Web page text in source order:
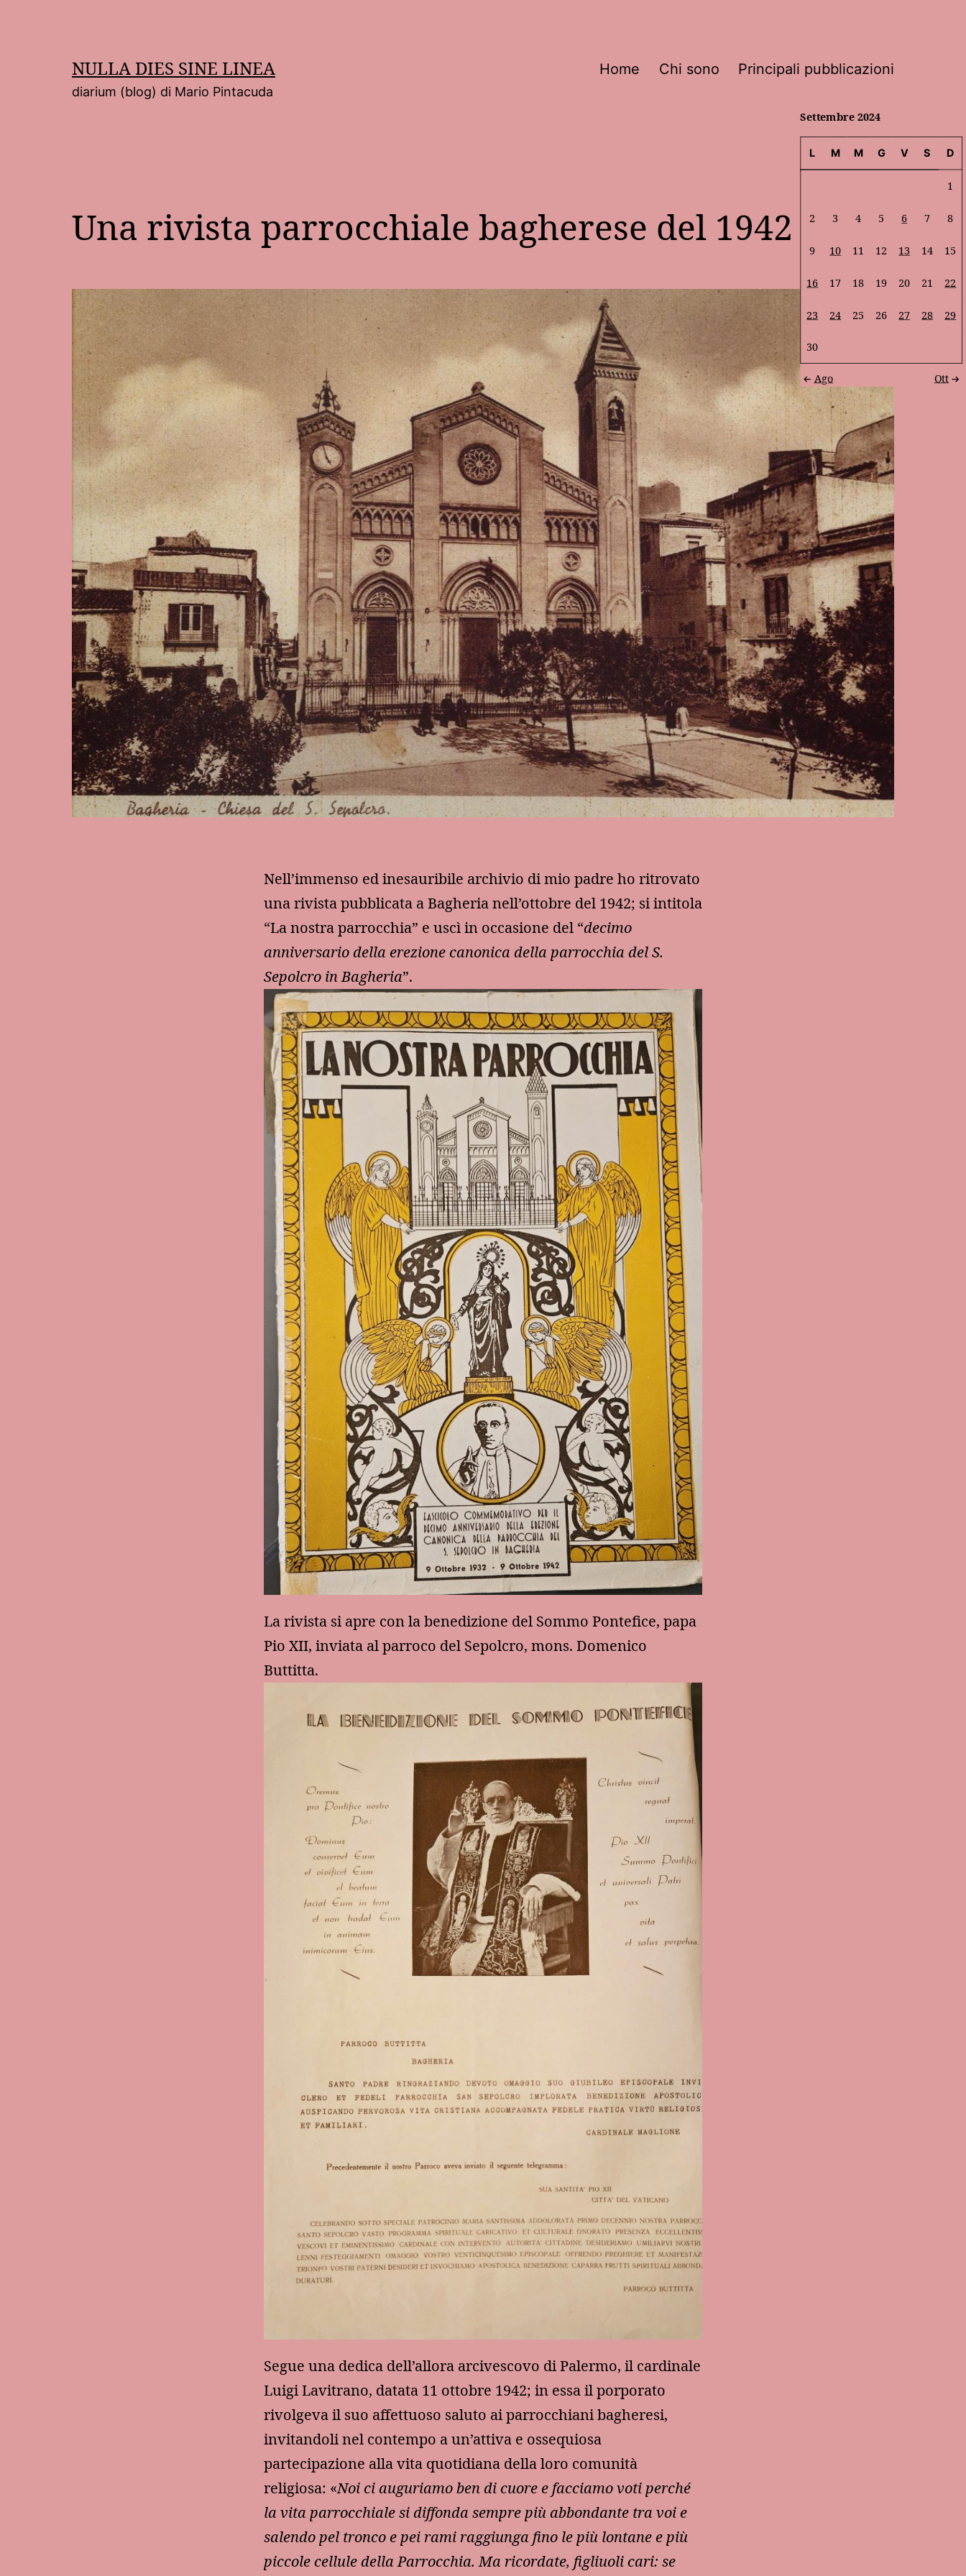
NULLA DIES SINE LINEA
diarium (blog) di Mario Pintacuda
Home Chi sono Principali pubblicazioni
Una rivista parrocchiale bagherese del 1942
Nell’immenso ed inesauribile archivio di mio padre ho ritrovato
una rivista pubblicata a Bagheria nell’ottobre del 1942; si intitola
“La nostra parrocchia” e uscì in occasione del “decimo
anniversario della erezione canonica della parrocchia del S.
Sepolcro in Bagheria”.
La rivista si apre con la benedizione del Sommo Pontefice, papa
Pio XII, inviata al parroco del Sepolcro, mons. Domenico
Buttitta.
Segue una dedica dell’allora arcivescovo di Palermo, il cardinale
Luigi Lavitrano, datata 11 ottobre 1942; in essa il porporato
rivolgeva il suo affettuoso saluto ai parrocchiani bagheresi,
invitandoli nel contempo a un’attiva e ossequiosa
partecipazione alla vita quotidiana della loro comunità
religiosa: «Noi ci auguriamo ben di cuore e facciamo voti perché
la vita parrocchiale si diffonda sempre più abbondante tra voi e
salendo pel tronco e pei rami raggiunga fino le più lontane e più
piccole cellule della Parrocchia. Ma ricordate, figliuoli cari: se
Settembre 2024
L M M G V S D
1
2 3 4 5 6 7 8
9 10 11 12 13 14 15
16 17 18 19 20 21 22
23 24 25 26 27 28 29
30
Ago Ott